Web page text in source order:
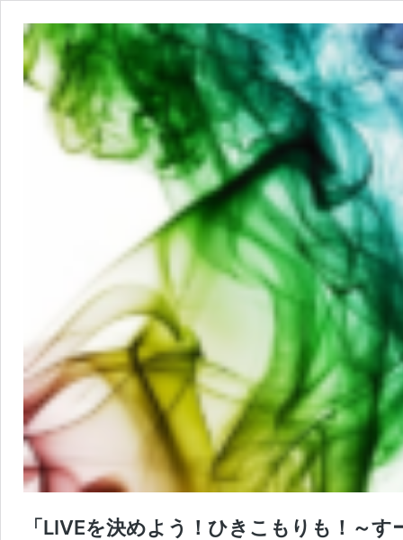
「LIVEを決めよう！ひきこもりも！～